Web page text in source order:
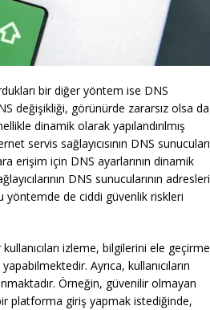
bir diğer yöntem ise DNS
değişikliği, görünürde zararsız olsa da
dinamik olarak yapılandırılmış
servis sağlayıcısının DNS sunucuları
erişim için DNS ayarlarının dinamik
DNS sunucularının adresleri
yöntemde de ciddi güvenlik riskleri
kullanıcıları izleme, bilgilerini ele geçirme
Ayrıca, kullanıcıların
Örneğin, güvenilir olmayan
platforma giriş yapmak istediğinde,